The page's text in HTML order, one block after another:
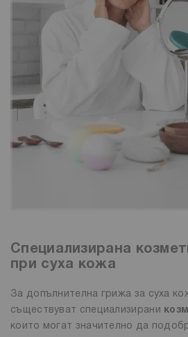
Специализирана
при суха кожа
За допълнителна грижа за суха
съществуват специализирани
които могат значително да